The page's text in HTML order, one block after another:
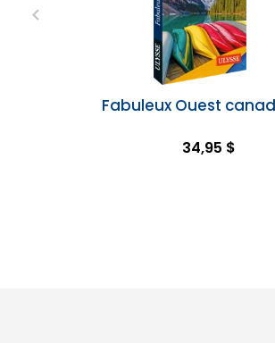
Fabuleux Ouest
34,95 $